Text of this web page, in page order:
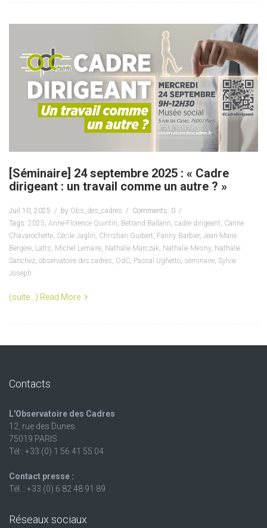
[Séminaire] 24 septembre 2025 : « Cadre
dirigeant : un travail comme un autre ? »
Juil 10, 2025 by Obs_des_cadres
Comments: 0
Tags: 2025 Anne-Florence Quintin Betrand Ballarin cadre dirigeant Carine
Chavarochette Cécile Jaglin Christian Guibert Fanny Barbier, Jean-Marie
Bergère Latts Michel Lemaire Nathalie Marczak Nathalie Mesny, Nathalie
Sanchez observatoire des cadres OdC Pascal Ughetto séminaire Sylvie
Joseph
(suite…) Read More
Contacts
L'Observatoire des Cadres
12, rue des Dunes
75019 PARIS
Tél : +33 (0) 1 56 41 55 04
Contact presse :
Tél. : +33 (0) 6 82 48 91 89
Réseaux sociaux